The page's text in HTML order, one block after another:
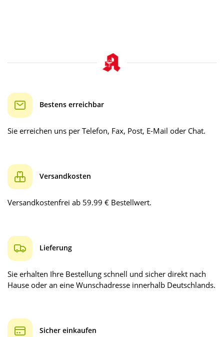
Bestens erreichbar
Sie erreichen uns per Telefon, Fax, Post, E-Mail oder Chat.
Versandkosten
Versandkostenfrei ab 59.99 € Bestellwert.
Lieferung
Sie erhalten Ihre Bestellung schnell und sicher direkt nach
Hause oder an eine Wunschadresse innerhalb Deutschlands.
Sicher einkaufen